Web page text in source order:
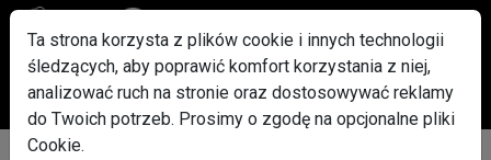
Po rejestracji każdy użytkownik otrzyma w Gratisie pakiet
ogłoszeń Promowanych
Ta strona korzysta z plików cookie i innych technologii
śledzących, aby poprawić komfort korzystania z niej,
analizować ruch na stronie oraz dostosowywać reklamy
do Twoich potrzeb. Prosimy o zgodę na opcjonalne pliki
Cookie.